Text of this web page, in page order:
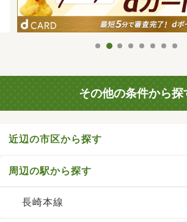
その他の条件から探
近辺の市区から探す
周辺の駅から探す
長崎本線